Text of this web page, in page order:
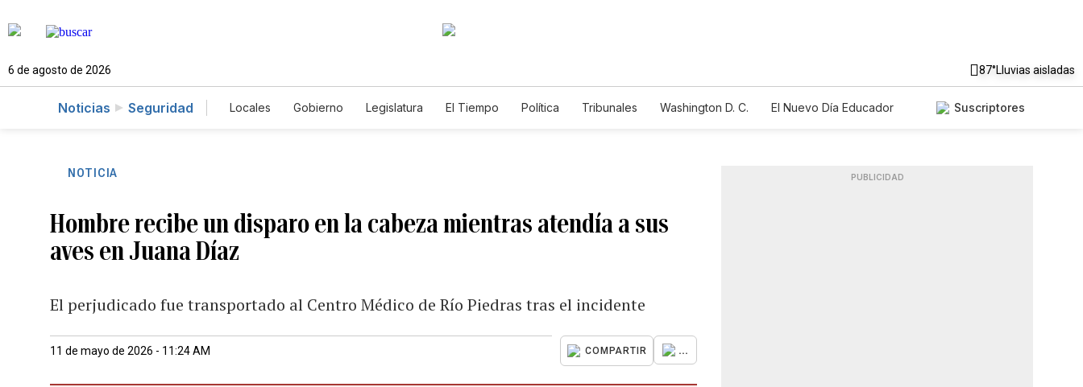
6 de agosto de 2026 87°Lluvias aisladas
Noticias Seguridad Locales Gobierno Legislatura El Tiempo Política Tribunales Washington D. C.
El Nuevo Día Educador
Suscriptores
NOTICIA
Hombre recibe un disparo en la cabeza mientras atendía a sus
aves en Juana Díaz
El perjudicado fue transportado al Centro Médico de Río Piedras tras el incidente
11 de mayo de 2026 - 11:24 AM COMPARTIR ...
PUBLICIDAD